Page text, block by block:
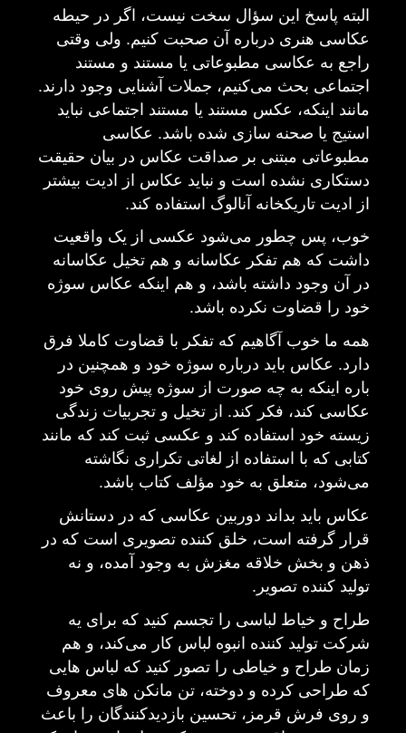
البته پاسخ این سؤال سخت نیست، اگر در حیطه
عکاسی هنری درباره آن صحبت کنیم. ولی وقتی
راجع به عکاسی مطبوعاتی یا مستند و مستند
اجتماعی بحث می‌کنیم، جملات آشنایی وجود دارند.
مانند اینکه، عکس مستند یا مستند اجتماعی نباید
استیج یا صحنه سازی شده باشد. عکاسی
مطبوعاتی مبتنی بر صداقت عکاس در بیان حقیقت
دستکاری نشده است و نباید عکاس از ادیت بیشتر
از ادیت تاریکخانه آنالوگ استفاده کند.
خوب، پس چطور می‌شود عکسی از یک واقعیت
داشت که هم تفکر عکاسانه و هم تخیل عکاسانه
در آن وجود داشته باشد، و هم اینکه عکاس سوژه
خود را قضاوت نکرده باشد.
همه ما خوب آگاهیم که تفکر با قضاوت کاملا فرق
دارد. عکاس باید درباره سوژه خود و همچنین در
باره اینکه به چه صورت از سوژه پیش روی خود
عکاسی کند، فکر کند. از تخیل و تجربیات زندگی
زیسته خود استفاده کند و عکسی ثبت کند که مانند
کتابی که با استفاده از لغاتی تکراری نگاشته
می‌شود، متعلق به خود مؤلف کتاب باشد.
عکاس باید بداند دوربین عکاسی که در دستانش
قرار گرفته است، خلق کننده تصویری است که در
ذهن و بخش خلاقه مغزش به وجود آمده، و نه
تولید کننده تصویر .
طراح و خیاط لباسی را تجسم کنید که برای یه
شرکت تولید کننده انبوه لباس کار می‌کند، و هم
زمان طراح و خیاطی را تصور کنید که لباس هایی
که طراحی کرده و دوخته، تن مانکن های معروف
و روی فرش قرمز، تحسین بازدیدکنندگان را باعث